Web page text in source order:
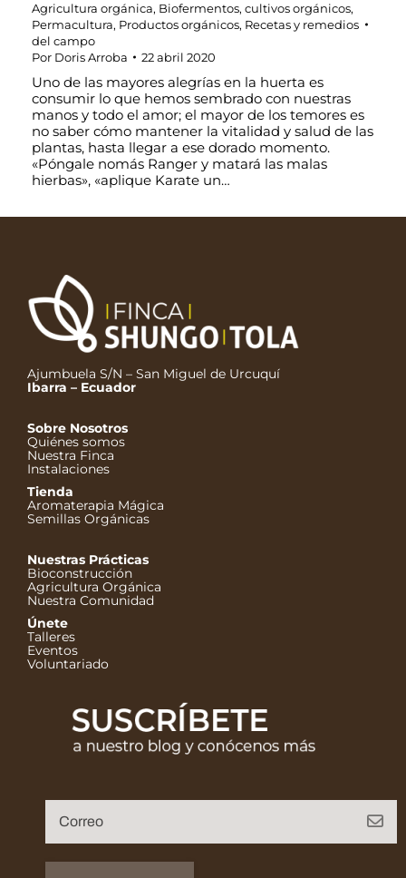
Agricultura orgánica, Biofermentos, cultivos orgánicos,
Permacultura, Productos orgánicos, Recetas y remedios
del campo
Por Doris Arroba 22 abril 2020
Uno de las mayores alegrías en la huerta es
consumir lo que hemos sembrado con nuestras
manos y todo el amor; el mayor de los temores es
no saber cómo mantener la vitalidad y salud de las
plantas, hasta llegar a ese dorado momento.
«Póngale nomás Ranger y matará las malas
hierbas», «aplique Karate un…
Ajumbuela S/N – San Miguel de Urcuquí
Ibarra – Ecuador
Sobre Nosotros
Quiénes somos
Nuestra Finca
Instalaciones
Tienda
Aromaterapia Mágica
Semillas Orgánicas
Nuestras Prácticas
Bioconstrucción
Agricultura Orgánica
Nuestra Comunidad
Únete
Talleres
Eventos
Voluntariado